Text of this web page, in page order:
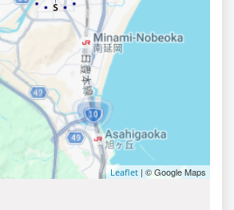
Leaflet | © Google Maps